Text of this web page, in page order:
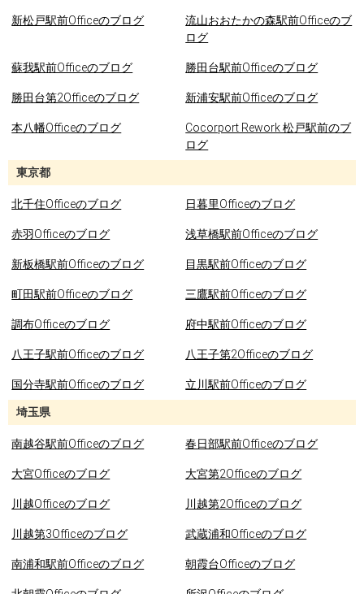
新松戸駅前Officeのブログ
流山おおたかの森駅前Officeのブ
ログ
蘇我駅前Officeのブログ 勝田台駅前Officeのブログ
勝田台第2Officeのブログ 新浦安駅前Officeのブログ
本八幡Officeのブログ
Cocorport Rework 松戸駅前のブ
ログ
東京都
北千住Officeのブログ 日暮里Officeのブログ
赤羽Officeのブログ 浅草橋駅前Officeのブログ
新板橋駅前Officeのブログ 目黒駅前Officeのブログ
町田駅前Officeのブログ 三鷹駅前Officeのブログ
調布Officeのブログ 府中駅前Officeのブログ
八王子駅前Officeのブログ 八王子第2Officeのブログ
国分寺駅前Officeのブログ 立川駅前Officeのブログ
埼玉県
南越谷駅前Officeのブログ 春日部駅前Officeのブログ
大宮Officeのブログ 大宮第2Officeのブログ
川越Officeのブログ 川越第2Officeのブログ
川越第3Officeのブログ 武蔵浦和Officeのブログ
南浦和駅前Officeのブログ 朝霞台Officeのブログ